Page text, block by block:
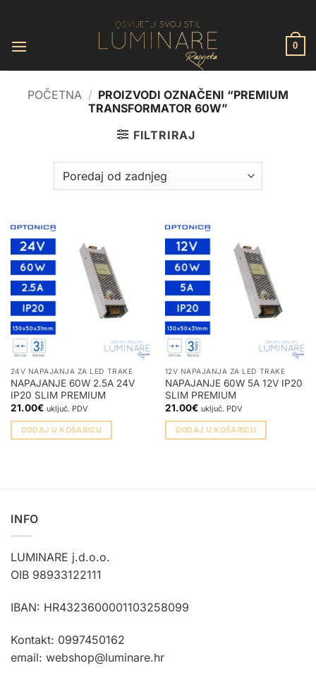
content
0
POČETNA / PROIZVODI OZNAČENI “PREMIUM
TRANSFORMATOR 60W”
FILTRIRAJ
24V NAPAJANJA ZA LED TRAKE
NAPAJANJE 60W 2.5A 24V
IP20 SLIM PREMIUM
21.00€ uključ. PDV
DODAJ U KOŠARICU
12V NAPAJANJA ZA LED TRAKE
NAPAJANJE 60W 5A 12V IP20
SLIM PREMIUM
21.00€ uključ. PDV
DODAJ U KOŠARICU
INFO
LUMINARE j.d.o.o.
OIB 98933122111
IBAN: HR4323600001103258099
Kontakt: 0997450162
email: webshop@luminare.hr